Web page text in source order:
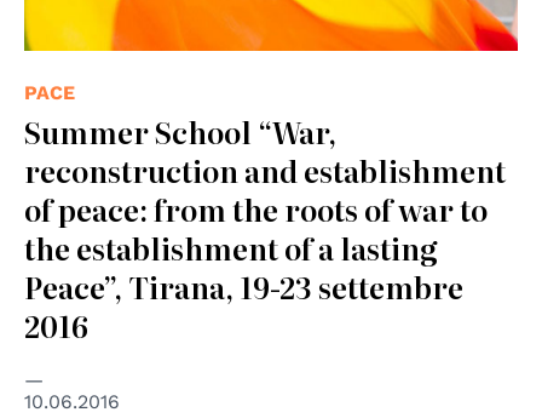
PACE
Summer School “War,
reconstruction and establishment
of peace: from the roots of war to
the establishment of a lasting
Peace”, Tirana, 19-23 settembre
2016
10.06.2016